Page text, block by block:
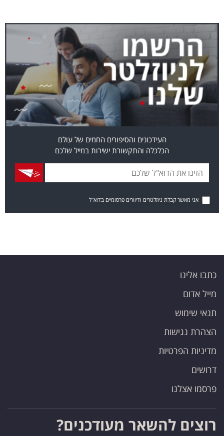
העידכונים והסיפורים החמים של עולם
הכלכלה והתקשורת ישירות במייל שלכם
אני מאשר קבלת ניוזלטרים ודיוורים פרסומיים בדוא"ל
כתבו אלינו
מייל אדום
תנאי שימוש
הצהרת נגישות
מדיניות הפרטיות
דרושים
פרסמו אצלנו
רוצים להשאר מעודכנים?